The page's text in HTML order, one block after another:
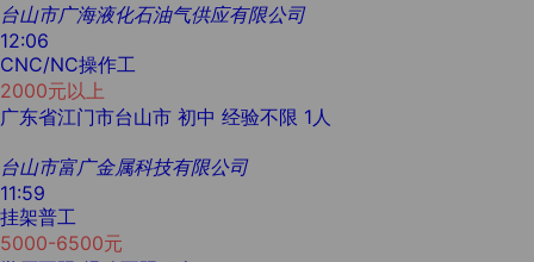
台山市广海液化石油气供应有限公司
12:06
CNC/NC操作工
2000元以上
广东省江门市台山市 初中 经验不限 1人
台山市富广金属科技有限公司
11:59
挂架普工
5000-6500元